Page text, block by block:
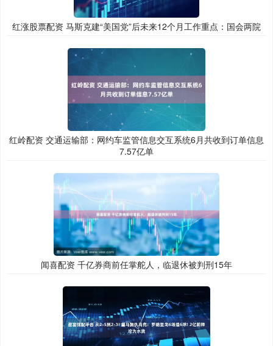
红涨股票配资 马斯克建“美国党”后未来12个月工作重点：国会两院
红岭配资 交通运输部：网约车监管信息交互系统6月共收到订单信息
7.57亿单
闻喜配资 千亿券商前任掌舵人，临退休被判刑15年